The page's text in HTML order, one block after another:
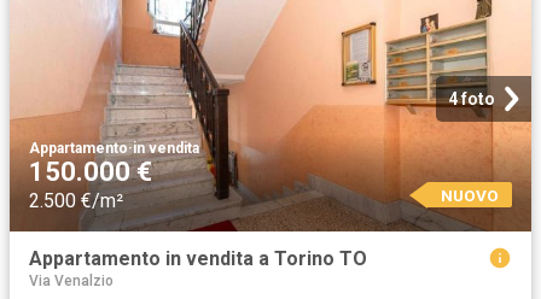
4 foto
Appartamento·in vendita
150.000 €
2.500 €/m² NUOVO
Appartamento in vendita a Torino TO
Via Venalzio